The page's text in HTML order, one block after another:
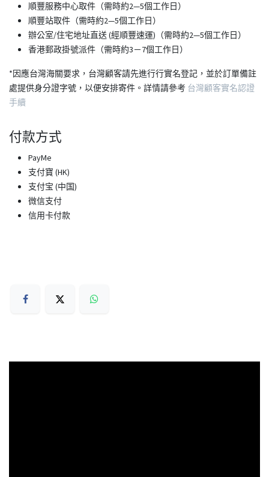
順豐服務中心取件（需時約2—5個工作日）
順豐站取件（需時約2—5個工作日）
​辦公室/住宅地址直送 (經順豐速運)（需時約2—5個工作日）
香港郵政掛號派件（需時約3－7個工作日）
*因應台灣海關要求，台灣顧客請先進行行實名登記，並於訂單備註
處提供身分證字號，以便安排寄件。詳情請參考 台灣顧客實名認證
手續
付款方式
PayMe
支付寶 (HK)
支付宝 (中国)
微信支付
信用卡付款